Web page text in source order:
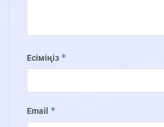
Есіміңіз *
Email *